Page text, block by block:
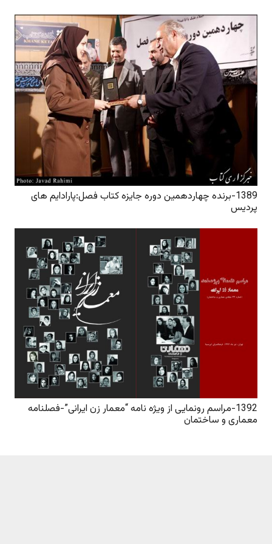
1389-برنده چهاردهمین دوره جایزه کتاب فصل:پارادایم های
پردیس
1392-مراسم رونمایی از ویژه نامه “معمار زن ایرانی”-فصلنامه
معماری و ساختمان